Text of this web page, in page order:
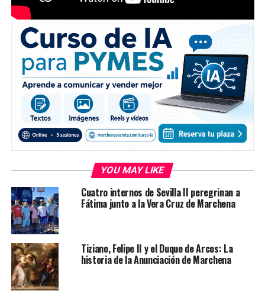
YOU MAY LIKE
Cuatro internos de Sevilla II peregrinan a
Fátima junto a la Vera Cruz de Marchena
Tiziano, Felipe II y el Duque de Arcos: La
historia de la Anunciación de Marchena